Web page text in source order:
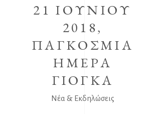
21 ΙΟΥΝΙΟΥ
2018,
ΠΑΓΚΟΣΜΙΑ
ΗΜΕΡΑ
ΓΙΟΓΚΑ
Νέα & Εκδηλώσεις